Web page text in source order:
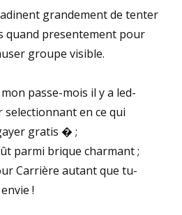
grandement de tenter
quand presentement pour
groupe visible.
passe-mois il y a led-
en ce qui
gratis � ;
parmi brique charmant ;
Carrière autant que tu-
!